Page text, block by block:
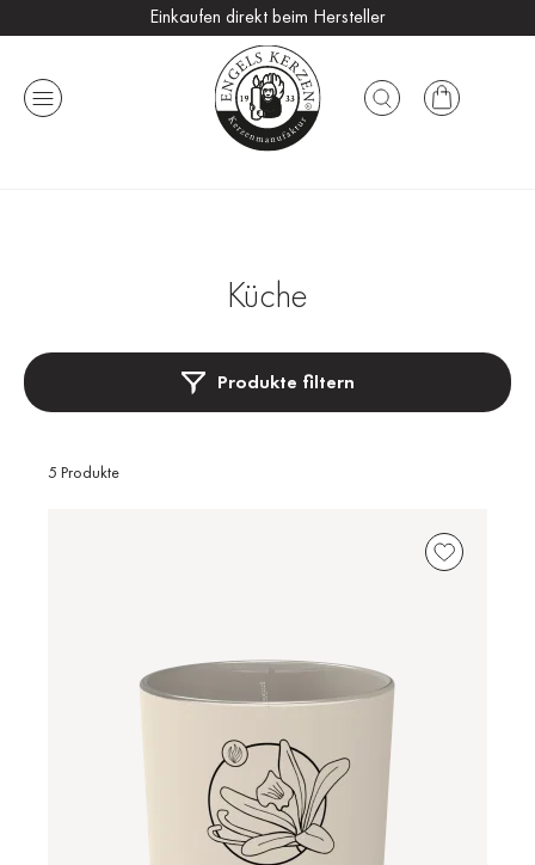
Einkaufen direkt beim Hersteller
Versandkostenfrei ab 25 €
Handmade in Germany
Küche
Produkte filtern
5 Produkte